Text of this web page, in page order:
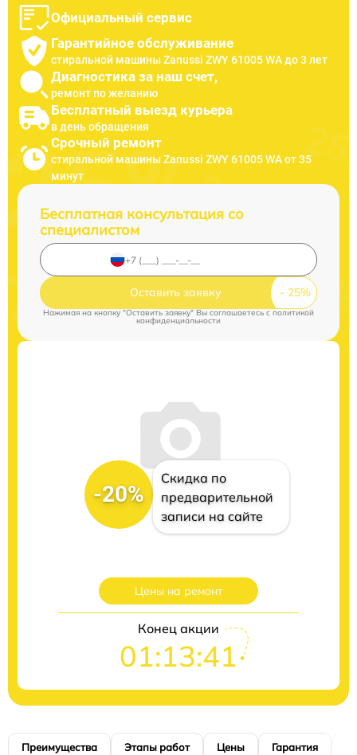
Официальный сервис
Гарантийное обслуживание
стиральной машины Zanussi ZWY 61005 WA до 3 лет
Диагностика за наш счет,
ремонт по желанию
Бесплатный выезд курьера
в день обращения
Срочный ремонт
стиральной машины Zanussi ZWY 61005 WA от 35
минут
Бесплатная консультация со
специалистом
Оставить заявку
Нажимая на кнопку "Оставить заявку" Вы соглашаетесь cполитикой
конфиденциальности
-20%
Скидка по
предварительной
записи на сайте
Цены на ремонт
Конец акции
01:13:40
Преимущества Этапы работ Цены Гарантия